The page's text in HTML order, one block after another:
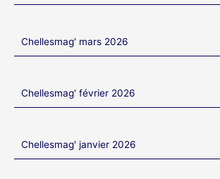
Chellesmag' mars 2026
Chellesmag' février 2026
Chellesmag' janvier 2026